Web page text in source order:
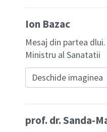
Ion Bazac
Mesaj din partea
Ministru al Sanatatii
Deschide imaginea
prof. dr. Sanda-